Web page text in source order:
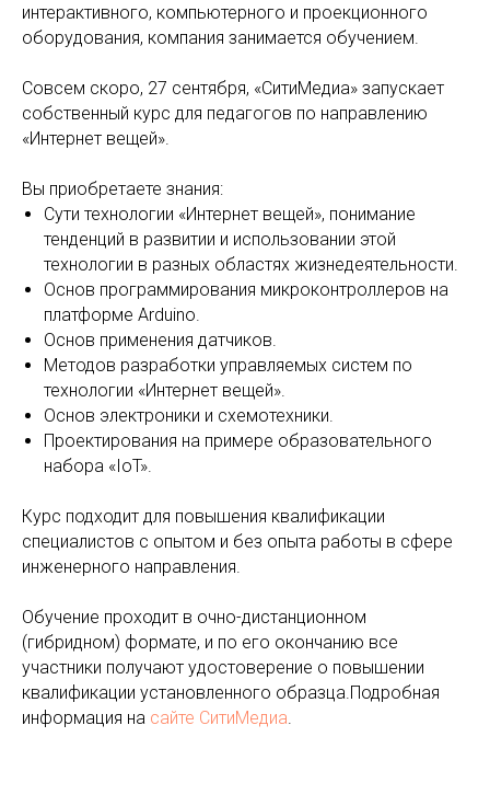
интерактивного, компьютерного и проекционного
оборудования, компания занимается обучением.
Совсем скоро, 27 сентября, «СитиМедиа» запускает
собственный курс для педагогов по направлению
«Интернет вещей».
Вы приобретаете знания:
Сути технологии «Интернет вещей», понимание
тенденций в развитии и использовании этой
технологии в разных областях жизнедеятельности.
Основ программирования микроконтроллеров на
платформе Arduino.
Основ применения датчиков.
Методов разработки управляемых систем по
технологии «Интернет вещей».
Основ электроники и схемотехники.
Проектирования на примере образовательного
набора «IoT».
Курс подходит для повышения квалификации
специалистов с опытом и без опыта работы в сфере
инженерного направления.
Обучение проходит в очно-дистанционном
(гибридном) формате, и по его окончанию все
участники получают удостоверение о повышении
квалификации установленного образца.Подробная
информация на сайте СитиМедиа